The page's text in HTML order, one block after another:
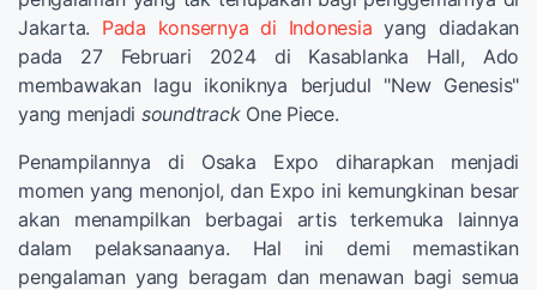
Jakarta. Pada konsernya di Indonesia yang diadakan
pada 27 Februari 2024 di Kasablanka Hall, Ado
membawakan lagu ikoniknya berjudul "New Genesis"
yang menjadi soundtrack One Piece.
Penampilannya di Osaka Expo diharapkan menjadi
momen yang menonjol, dan Expo ini kemungkinan besar
akan menampilkan berbagai artis terkemuka lainnya
dalam pelaksanaanya. Hal ini demi memastikan
pengalaman yang beragam dan menawan bagi semua